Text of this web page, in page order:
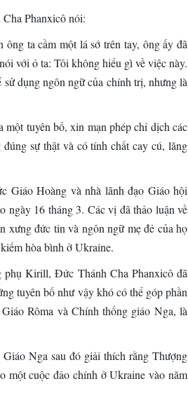
Phanxicô nói:
ta cầm một lá sớ trên tay, ông ấy đã
với ỏ ta: Tôi không hiểu gì về việc này.
dụng ngôn ngữ của chính trị, nhưng là
tuyên bố, xin mạn phép chỉ dịch các
sự thật và có tính chất cay cú, lăng
Giáo Hoàng và nhà lãnh đạo Giáo hội
ngày 16 tháng 3. Các vị đã thảo luận về
xưng đức tin và ngôn ngữ mẹ đẻ của họ
hòa bình ở Ukraine.
Kirill, Đức Thánh Cha Phanxicô đã
tuyên bố như vậy khó có thể góp phần
Rôma và Chính thống giáo Nga, là
Nga sau đó giải thích rằng Thượng
cuộc đảo chính ở Ukraine vào năm